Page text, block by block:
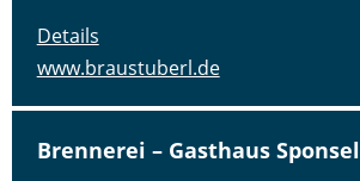
Details
www.braustuberl.de
Brennerei – Gasthaus Sponsel